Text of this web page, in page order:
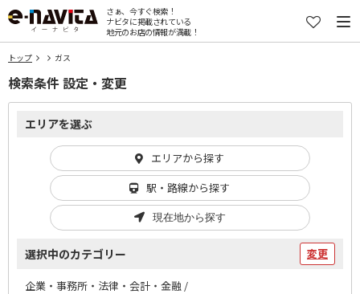
さぁ、今すぐ検索！
ナビタに掲載されている
地元のお店の情報が満載！
トップ ガス
検索条件 設定・変更
エリアを選ぶ
エリアから探す
駅・路線から探す
現在地から探す
選択中のカテゴリー 変更
企業・事務所・法律・会計・金融 /